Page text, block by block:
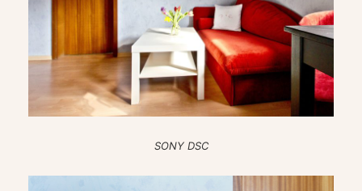
SONY DSC